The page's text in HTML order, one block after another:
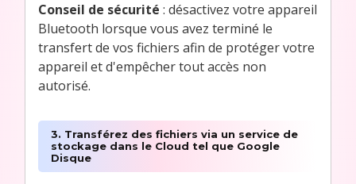
Conseil de sécurité : désactivez votre appareil
Bluetooth lorsque vous avez terminé le
transfert de vos fichiers afin de protéger votre
appareil et d'empêcher tout accès non
autorisé.
3. Transférez des fichiers via un service de
stockage dans le Cloud tel que Google
Disque